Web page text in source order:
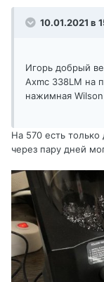
10.01.2021 в
Игорь добрый
Axmc 338LM на
нажимная Wilson
На 570 есть
через пару дней